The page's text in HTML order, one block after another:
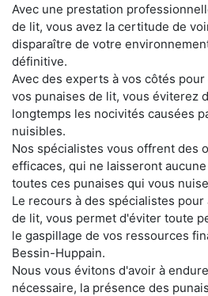
Avec une prestation
de lit, vous avez la certitude de
disparaître de votre
définitive.
Avec des experts à vos côtés
vos punaises de lit, vous éviterez
longtemps les nocivités causées
nuisibles.
Nos spécialistes vous offrent des
efficaces, qui ne laisseront
toutes ces punaises qui vous
Le recours à des spécialistes
de lit, vous permet d'éviter toute
le gaspillage de vos ressources
Bessin-Huppain.
Nous vous évitons d'avoir à
nécessaire, la présence des